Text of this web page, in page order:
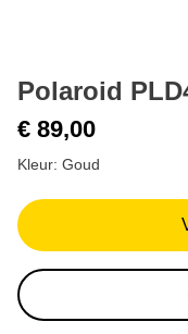
Polaroid
€ 89,00
Kleur: Goud